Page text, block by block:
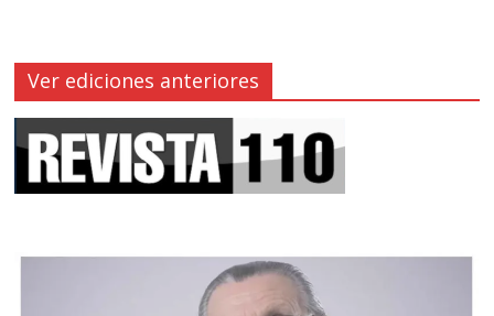
Ver ediciones anteriores